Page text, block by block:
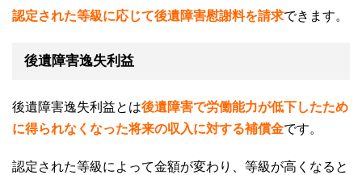
認定された等級に応じて後遺障害慰謝料を請求できます。
後遺障害逸失利益
後遺障害逸失利益とは後遺障害で労働能力が低下したため
に得られなくなった将来の収入に対する補償金です。
認定された等級によって金額が変わり、等級が高くなると